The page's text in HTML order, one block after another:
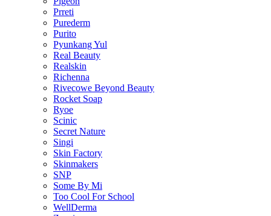
Prreti
Purederm
Purito
Pyunkang Yul
Real Beauty
Realskin
Richenna
Rivecowe Beyond Beauty
Rocket Soap
Ryoe
Scinic
Secret Nature
Singi
Skin Factory
Skinmakers
SNP
Some By Mi
Too Cool For School
WellDerma